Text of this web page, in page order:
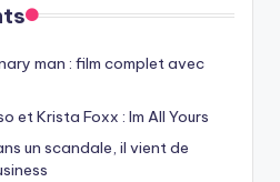
man : film complet avec
et Krista Foxx : Im All Yours
un scandale, il vient de